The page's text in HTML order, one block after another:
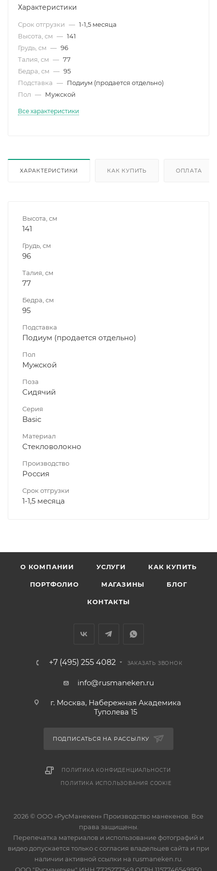
Характеристики
Срок отгрузки — 1-1,5 месяца
Высота, см — 141
Грудь, см — 96
Талия, см — 77
Бедра, см — 95
Подставка — Подиум (продается отдельно)
Пол — Мужской
Все характеристики
ХАРАКТЕРИСТИКИ КАК КУПИТЬ ОПЛАТА
Высота, см
141
Грудь, см
96
Талия, см
77
Бедра, см
95
Подставка
Подиум (продается отдельно)
Пол
Мужской
Поза
Сидячий
Серия
Basic
Материал
Стекловолокно
Производство
Россия
Срок отгрузки
1-1,5 месяца
О КОМПАНИИ УСЛУГИ КАК КУПИТЬ
ПОРТФОЛИО МАГАЗИНЫ БЛОГ
КОНТАКТЫ
+7 (495) 255 4082 ЗАКАЗАТЬ ЗВОНОК
info@rusmaneken.ru
г. Москва, Набережная Академика
Туполева 15
ПОДПИСАТЬСЯ НА РАССЫЛКУ
ПОЛИТИКА КОНФИДЕНЦИАЛЬНОСТИ
ПОЛИТИКА ИСПОЛЬЗОВАНИЯ COOKIE
2026 © ООО «РусМанекен» Производство манекенов. Все
права защищены.
Перепечатка материалов и использование фотографий и
видео допускается только с согласия владельцев сайта и при
наличии активной ссылки на rusmaneken.ru.